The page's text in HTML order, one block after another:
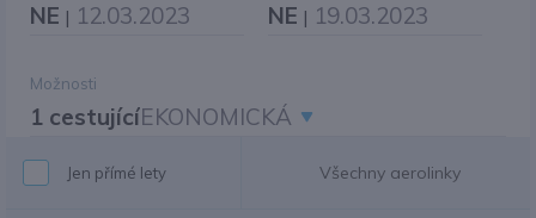
NE | 12.03.2023 NE | 19.03.2023
Možnosti
1 cestujícíEKONOMICKÁ
Jen přímé lety Všechny aerolinky